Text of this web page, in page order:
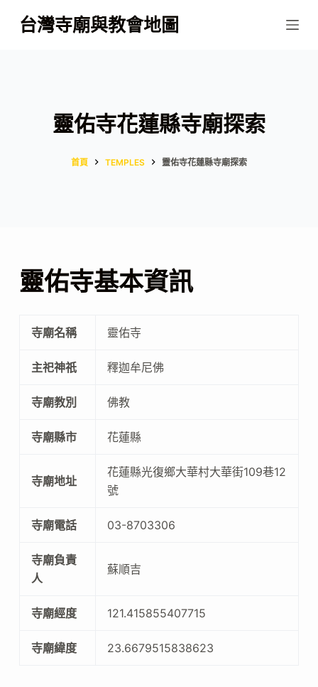
跳
至
台灣寺廟與教會地圖
靈佑寺花蓮縣寺廟探索
首頁 TEMPLES 靈佑寺花蓮縣寺廟探索
靈佑寺基本資訊
寺廟名稱 靈佑寺
主祀神祇 釋迦牟尼佛
寺廟教別 佛教
寺廟縣市 花蓮縣
寺廟地址
花蓮縣光復鄉大華村大華街109巷12
號
寺廟電話 03-8703306
寺廟負責
人
蘇順吉
寺廟經度 121.415855407715
寺廟緯度 23.6679515838623